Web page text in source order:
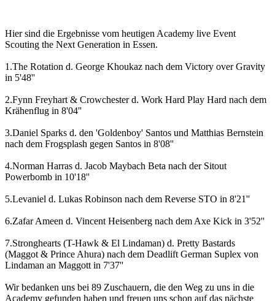
Hier sind die Ergebnisse vom heutigen Academy live Event
Scouting the Next Generation in Essen.
1.The Rotation d. George Khoukaz nach dem Victory over Gravity
in 5'48''
2.Fynn Freyhart & Crowchester d. Work Hard Play Hard nach dem
Krähenflug in 8'04''
3.Daniel Sparks d. den 'Goldenboy' Santos und Matthias Bernstein
nach dem Frogsplash gegen Santos in 8'08''
4.Norman Harras d. Jacob Maybach Beta nach der Sitout
Powerbomb in 10'18''
5.Levaniel d. Lukas Robinson nach dem Reverse STO in 8'21''
6.Zafar Ameen d. Vincent Heisenberg nach dem Axe Kick in 3'52''
7.Stronghearts (T-Hawk & El Lindaman) d. Pretty Bastards
(Maggot & Prince Ahura) nach dem Deadlift German Suplex von
Lindaman an Maggott in 7'37''
Wir bedanken uns bei 89 Zuschauern, die den Weg zu uns in die
Academy gefunden haben und freuen uns schon auf das nächste